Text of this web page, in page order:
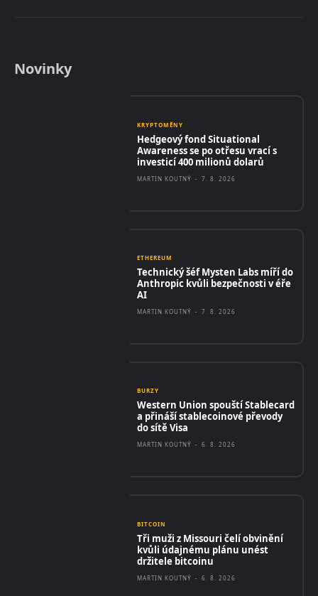
Novinky
KRYPTOMĚNY
Hedgeový fond Situational
Awareness se po otřesu vrací s
investicí 400 milionů dolarů
MARTIN KOUTNÝ - 7. 8. 2026
ETHEREUM
Technický šéf Mysten Labs míří do
Anthropic kvůli bezpečnosti v éře
AI
MARTIN KOUTNÝ - 7. 8. 2026
BURZY
Western Union spouští Stablecard
a přináší stablecoinové převody
do sítě Visa
MARTIN KOUTNÝ - 6. 8. 2026
BITCOIN
Tři muži z Missouri čelí obvinění
kvůli údajnému plánu unést
držitele bitcoinu
MARTIN KOUTNÝ - 6. 8. 2026